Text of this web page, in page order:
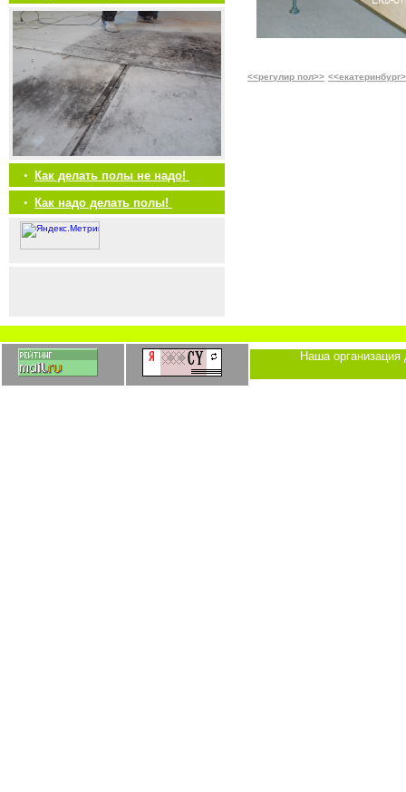
•
Как делать полы не надо!
•
Как надо делать полы!
<<регулир пол>>
Наша